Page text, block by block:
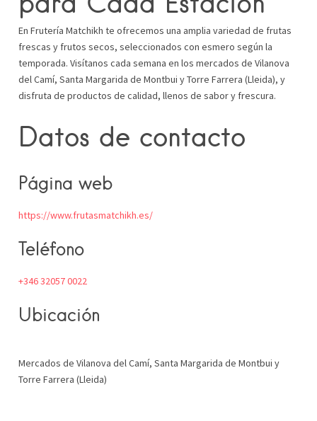
En Frutería Matchikh te ofrecemos una amplia variedad de frutas
frescas y frutos secos, seleccionados con esmero según la
temporada. Visítanos cada semana en los mercados de Vilanova
del Camí, Santa Margarida de Montbui y Torre Farrera (Lleida), y
disfruta de productos de calidad, llenos de sabor y frescura.
Datos de contacto
Página web
https://www.frutasmatchikh.es/
Teléfono
+346 32057 0022
Ubicación
Mercados de Vilanova del Camí, Santa Margarida de Montbui y
Torre Farrera (Lleida)